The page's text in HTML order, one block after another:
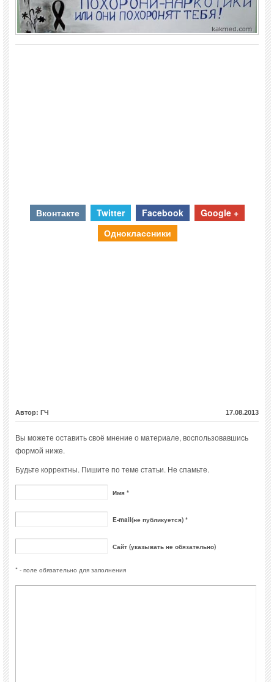
Вконтакте Twitter Facebook
Google +
Одноклассники
Автор: ГЧ 17.08.2013
Вы можете оставить своё мнение о материале, воспользовавшись
формой ниже.
Будьте корректны. Пишите по теме статьи. Не спамьте.
Имя *
E-mail(не публикуется) *
Сайт (указывать не обязательно)
* - поле обязательно для заполнения